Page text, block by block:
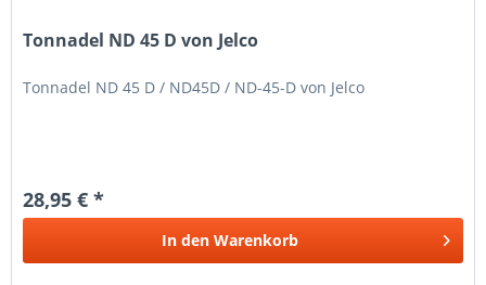
Tonnadel ND 45 D von Jelco
Tonnadel ND 45 D / ND45D / ND-45-D von Jelco
28,95 € *
In den Warenkorb